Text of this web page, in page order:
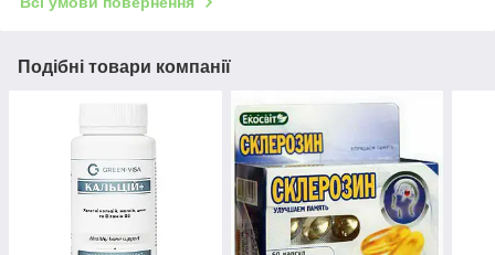
Подібні товари компанії